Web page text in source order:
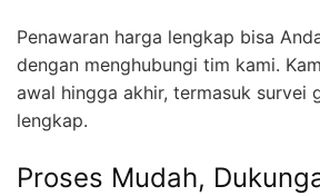
Penawaran harga lengkap bisa
dengan menghubungi tim kami.
awal hingga akhir, termasuk survei
lengkap.
Proses Mudah,